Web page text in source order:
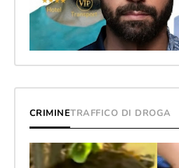
CRIMINETRAFFICO DI DROGA